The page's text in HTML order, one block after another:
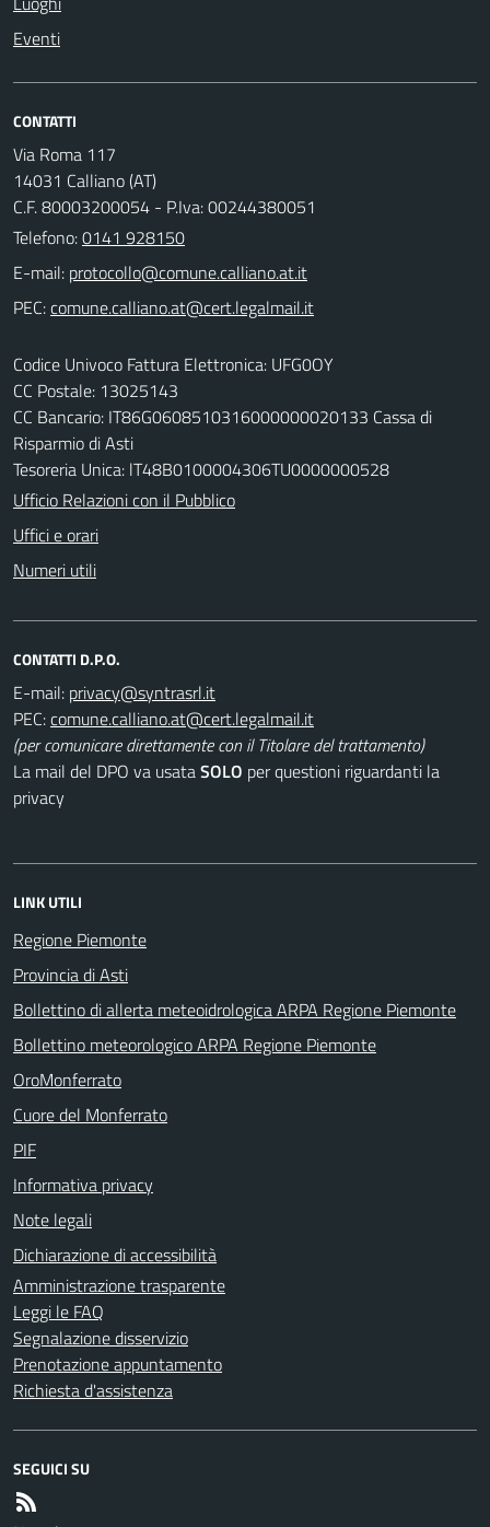
Eventi
CONTATTI
Via Roma 117
14031 Calliano (AT)
C.F. 80003200054 - P.Iva: 00244380051
Telefono:0141 928150
E-mail:
PEC:
Codice Univoco Fattura Elettronica: UFG0OY
CC Postale: 13025143
CC Bancario: IT86G0608510316000000020133 Cassa di
Risparmio di Asti
Tesoreria Unica: lT48B0100004306TU0000000528
Ufficio Relazioni con il Pubblico
Uffici e orari
Numeri utili
CONTATTI D.P.O.
E-mail:
PEC:
(per comunicare direttamente con il Titolare del trattamento)
La mail del DPO va usataSOLO per questioni riguardanti la
privacy
LINK UTILI
Regione Piemonte
Provincia di Asti
Bollettino di allerta meteoidrologica ARPA Regione Piemonte
Bollettino meteorologico ARPA Regione Piemonte
OroMonferrato
Cuore del Monferrato
PIF
Informativa privacy
Note legali
Dichiarazione di accessibilità
Amministrazione trasparente
Leggi le FAQ
Segnalazione disservizio
Prenotazione appuntamento
Richiesta d'assistenza
SEGUICI SU